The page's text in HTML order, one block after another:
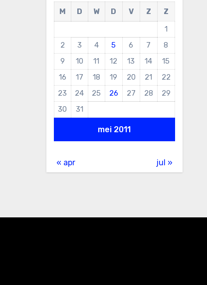
mei 2011
M D W D V Z
Z
1
2
3 4 5 6 7
8
9
10 11 12 13 14
15
16
17 18 19 20 21
22
23
24 25 26 27 28
29
30
31
« apr jul »